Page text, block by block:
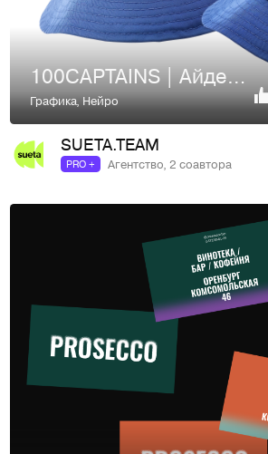
100CAPTAINS | Айдентика
Графика,Нейро
SUETA.TEAM
PRO + Агентство, 2 соавтора